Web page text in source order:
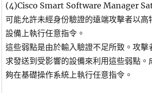
(4)Cisco Smart Software Manager
可能允許未經身份驗證的遠端攻擊者以
設備上執行任意指令。
這些弱點是由於輸入驗證不足所致。攻
求發送到受影響的設備來利用這些弱點
夠在基礎操作系統上執行任意指令。